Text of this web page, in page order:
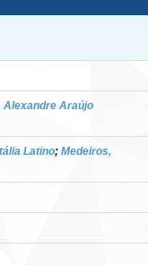
Alexandre Araújo
Latino; Medeiros,